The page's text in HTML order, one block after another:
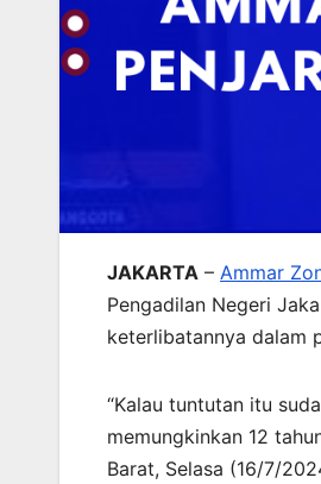
JAKARTA – Ammar
Pengadilan Negeri
keterlibatannya dalam
“Kalau tuntutan itu
memungkinkan 12
Barat, Selasa (16/7/